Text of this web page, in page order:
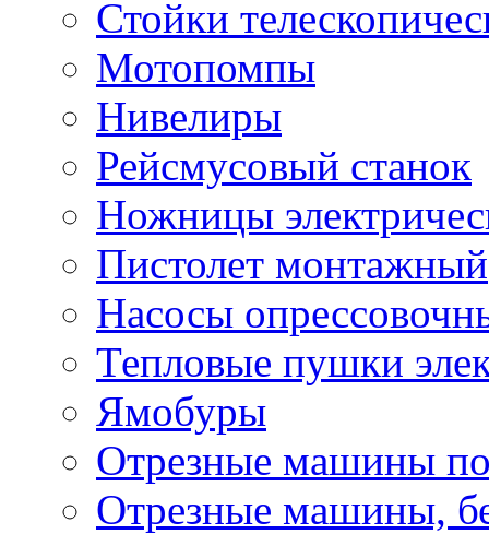
Стойки
Мотопомпы
Нивелиры
Рейсмусовый станок
Ножницы
Пистолет монтажный
Насосы
Тепловые пушки
Ямобуры
Отрезные машины
Отрезные машины,